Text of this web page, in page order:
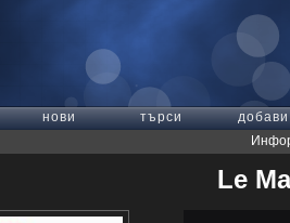
нови търси
добави
Le